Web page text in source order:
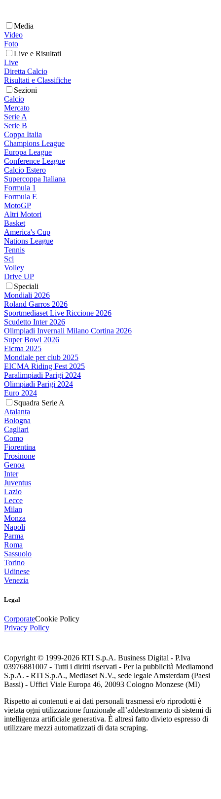
Media
Video
Foto
Live e Risultati
Live
Diretta Calcio
Risultati e Classifiche
Sezioni
Calcio
Mercato
Serie A
Serie B
Coppa Italia
Champions League
Europa League
Conference League
Calcio Estero
Supercoppa Italiana
Formula 1
Formula E
MotoGP
Altri Motori
Basket
America's Cup
Nations League
Tennis
Sci
Volley
Drive UP
Speciali
Mondiali 2026
Roland Garros 2026
Sportmediaset Live Riccione 2026
Scudetto Inter 2026
Olimpiadi Invernali Milano Cortina 2026
Super Bowl 2026
Eicma 2025
Mondiale per club 2025
EICMA Riding Fest 2025
Paralimpiadi Parigi 2024
Olimpiadi Parigi 2024
Euro 2024
Squadra Serie A
Atalanta
Bologna
Cagliari
Como
Fiorentina
Frosinone
Genoa
Inter
Juventus
Lazio
Lecce
Milan
Monza
Napoli
Parma
Roma
Sassuolo
Torino
Udinese
Venezia
Legal
CorporateCookie Policy
Privacy Policy
Copyright © 1999-2026 RTI S.p.A. Business Digital - P.Iva
03976881007 - Tutti i diritti riservati - Per la pubblicità Mediamond
S.p.A. - RTI S.p.A., Mediaset N.V., sede legale Amsterdam (Paesi
Bassi) - Uffici Viale Europa 46, 20093 Cologno Monzese (MI)
Rispetto ai contenuti e ai dati personali trasmessi e/o riprodotti è
vietata ogni utilizzazione funzionale all’addestramento di sistemi di
intelligenza artificiale generativa. È altresì fatto divieto espresso di
utilizzare mezzi automatizzati di data scraping.